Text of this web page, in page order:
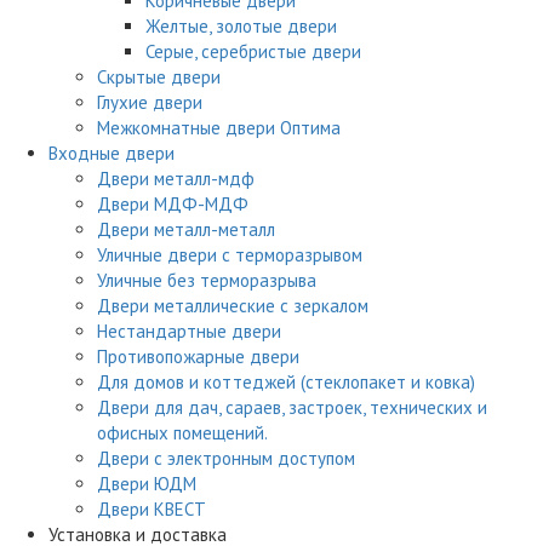
Желтые, золотые двери
Серые, серебристые двери
Скрытые двери
Глухие двери
Межкомнатные двери Оптима
Входные двери
Двери металл-мдф
Двери МДФ-МДФ
Двери металл-металл
Уличные двери с терморазрывом
Уличные без терморазрыва
Двери металлические с зеркалом
Нестандартные двери
Противопожарные двери
Для домов и коттеджей (стеклопакет и ковка)
Двери для дач, сараев, застроек, технических и
офисных помещений.
Двери с электронным доступом
Двери ЮДМ
Двери КВЕСТ
Установка и доставка